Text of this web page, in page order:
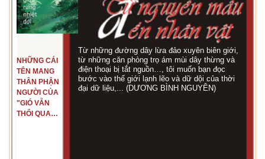
NHỮNG CÁI
TÊN MANG
THÂN PHẬN
NGƯỜI CỦA
"GIÓ VẪN
THỔI QUA
Từ những đường dây lừa đảo xuyên biên giới,
từ những căn phòng trọ ám mùi dây thừng và
điện thoại bị tắt nguồn…, tôi muốn bạn đọc
bước vào thế giới lạnh lẽo và dữ dội của thời
đại dữ liệu,... (DƯƠNG BÌNH NGUYÊN)